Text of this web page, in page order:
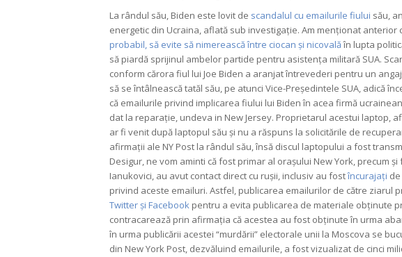
La rândul său, Biden este lovit de scandalul cu emailurile fiului său,
energetic din Ucraina, aflată sub investigație. Am menționat anterior
probabil, să evite să nimerească între ciocan și nicovalăîn lupta
să piardă sprijinul ambelor partide pentru asistența militară SUA.
conform cărora fiul lui Joe Biden a aranjat întrevederi pentru un
să se întâlnească tatăl său, pe atunci Vice-Președintele SUA, adică
că emailurile privind implicarea fiului lui Biden în acea firmă
dat la reparație, undeva in New Jersey. Proprietarul acestui laptop,
ar fi venit după laptopul său și nu a răspuns la solicitările de
afirmații ale NY Post la rândul său, însă discul laptopului a fost
Desigur, ne vom aminti că fost primar al orașului New York, precum
Ianukovici, au avut contact direct cu rușii, inclusiv au fostîncurajați
privind aceste emailuri. Astfel, publicarea emailurilor de către ziarul
Twitter și Facebook pentru a evita publicarea de materiale obținute
contracarează prin afirmația că acestea au fost obținute în urma
în urma publicării acestei “murdării” electorale unii la Moscova se
din New York Post, dezvăluind emailurile, a fost vizualizat de cinci